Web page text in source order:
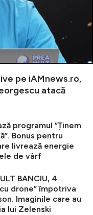
pe iAMnews.ro,
atacă
programul ”Ținem
Bonus pentru
livrează energie
de vârf
BANCIU, 4
drone” împotriva
Imaginile care au
lui Zelenski